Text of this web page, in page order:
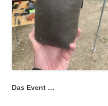
Das Event …